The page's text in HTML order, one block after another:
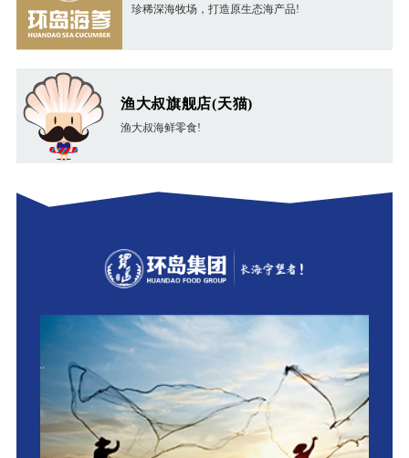
珍稀深海牧场，打造原生态海产品!
渔大叔旗舰店(天猫)
渔大叔海鲜零食!